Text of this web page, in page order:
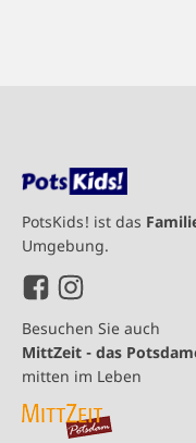
PotsKids! ist das
Umgebung.
Besuchen Sie auch
MittZeit - das
mitten im Leben